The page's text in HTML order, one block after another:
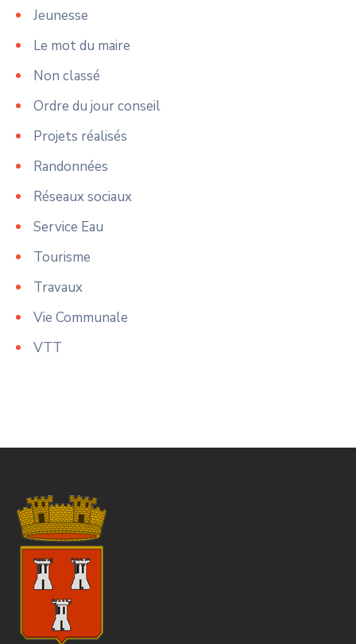
Jeunesse
Le mot du maire
Non classé
Ordre du jour conseil
Projets réalisés
Randonnées
Réseaux sociaux
Service Eau
Tourisme
Travaux
Vie Communale
VTT